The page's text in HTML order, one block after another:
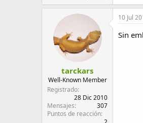
tarckars
Well-Known Member
Registrado
28 Dic 2010
Mensajes
307
Puntos de reacción
10 Jul
Sin